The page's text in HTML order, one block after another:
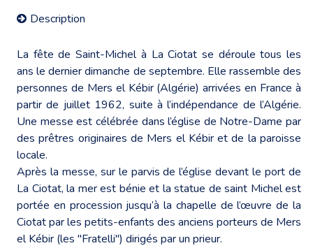
Description
La fête de Saint-Michel à La Ciotat se déroule tous les
ans le dernier dimanche de septembre. Elle rassemble des
personnes de Mers el Kébir (Algérie) arrivées en France à
partir de juillet 1962, suite à l’indépendance de l’Algérie.
Une messe est célébrée dans l’église de Notre-Dame par
des prêtres originaires de Mers el Kébir et de la paroisse
locale.
Après la messe, sur le parvis de l’église devant le port de
La Ciotat, la mer est bénie et la statue de saint Michel est
portée en procession jusqu’à la chapelle de l’œuvre de la
Ciotat par les petits-enfants des anciens porteurs de Mers
el Kébir (les "Fratelli") dirigés par un prieur.